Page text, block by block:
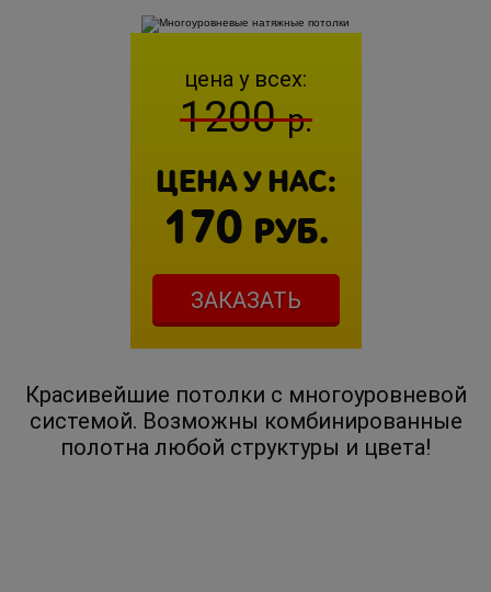
цена у всех:
1200р.
ЦЕНА У НАС:
170 РУБ.
ЗАКАЗАТЬ
Красивейшие потолки с многоуровневой
системой. Возможны комбинированные
полотна любой структуры и цвета!